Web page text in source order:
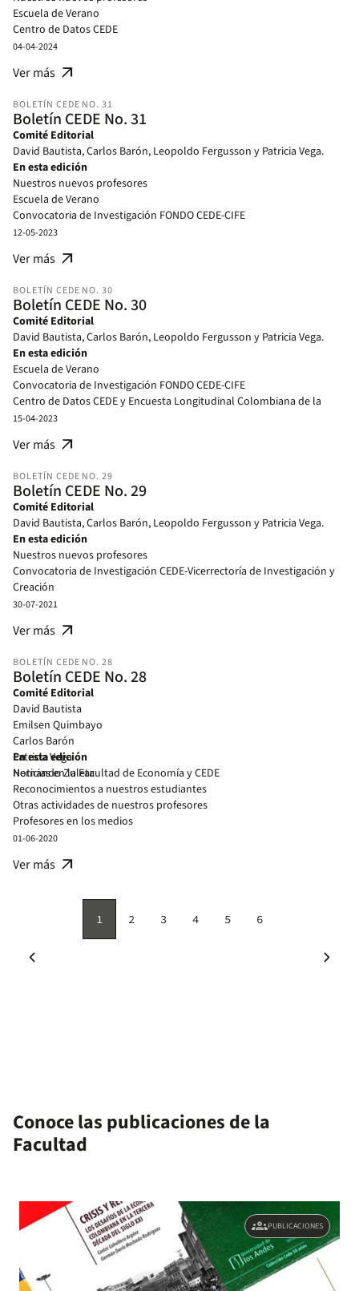
evaluadores
Escuela de Verano
Centro de Datos CEDE
Eventos de la Facultad y el CEDE
Profesores en los medios
Publicaciones
Proyectos de investigación y consultoría CEDE y CESED
Participación de nuestros profesores en seminarios y conferencias
04-04-2024
Ver más arrow_outward
BOLETÍN CEDE NO. 31
Boletín CEDE No. 31
Comité Editorial
David Bautista, Carlos Barón, Leopoldo Fergusson y Patricia Vega.
En esta edición
Nuestros nuevos profesores
Escuela de Verano
Convocatoria de Investigación FONDO CEDE-CIFE
Centro de Datos CEDE y Encuesta Longitudinal Colombiana de la
Eventos de la Facultad y el CEDE
Otras actividades de nuestros profesores
Profesores en los medios
Publicaciones CEDE
Publicaciones
Proyectos de investigación y consultoría en curso CEDE y CESED
Participación de nuestros profesores en seminarios y conferencias
12-05-2023
Ver más arrow_outward
BOLETÍN CEDE NO. 30
Boletín CEDE No. 30
Comité Editorial
David Bautista, Carlos Barón, Leopoldo Fergusson y Patricia Vega.
En esta edición
Escuela de Verano
Convocatoria de Investigación FONDO CEDE-CIFE
Centro de Datos CEDE y Encuesta Longitudinal Colombiana de la
Universidad de los Andes - ELCA
Reconocimientos a nuestros estudiantes
Profesores en los medios
Publicaciones CEDE
Publicaciones
Proyectos de investigación y consultoría CEDE y CESED
Participación de nuestros profesores en seminarios y conferencias
Evaluaciones para revistas académicas en las que hemos sido pares
evaluadores
15-04-2023
Ver más arrow_outward
BOLETÍN CEDE NO. 29
Boletín CEDE No. 29
Comité Editorial
David Bautista, Carlos Barón, Leopoldo Fergusson y Patricia Vega.
En esta edición
Nuestros nuevos profesores
Convocatoria de Investigación CEDE-Vicerrectoría de Investigación y
Creación
Centro de Datos CEDE y Encuesta Longitudinal Colombiana de la
Escuela de Verano
Reconocimientos a nuestros estudiantes
Otras actividades de nuestros profesores
Profesores en los medios
Publicaciones CEDE
Publicaciones
Proyectos de investigación y y consultoría en curso CEDE y CESED
30-07-2021
Ver más arrow_outward
BOLETÍN CEDE NO. 28
Boletín CEDE No. 28
Comité Editorial
David Bautista
Emilsen Quimbayo
Carlos Barón
Patricia Vega
Hernando Zuleta
En esta edición
Noticias en la Facultad de Economía y CEDE
Reconocimientos a nuestros estudiantes
Otras actividades de nuestros profesores
Profesores en los medios
Publicaciones CEDE
Proyectos de investigación y consultoría en curso CEDE y CESED
01-06-2020
Ver más arrow_outward
Página
actual
1 Page
2 Page
3 Page
4 Page
5 Page
6
Página
chevron_left chevron_right
Conoce las publicaciones de la
Facultad
groupsPUBLICACIONES